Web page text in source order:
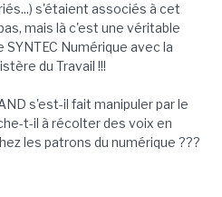
s'étaient associés à cet
mais là c'est une véritable
SYNTEC Numérique avec la
du Travail !!!
s'est-il fait manipuler par le
t-il à récolter des voix en
les patrons du numérique ???